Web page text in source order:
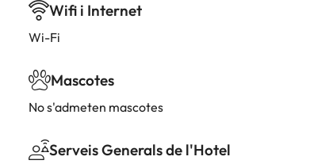
Wifi i Internet
Wi-Fi
Mascotes
No s'admeten mascotes
Serveis Generals de l'Hotel